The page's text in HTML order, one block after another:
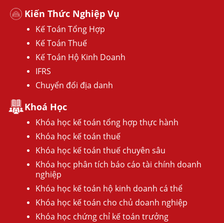
Kiến Thức Nghiệp Vụ
Kế Toán Tổng Hợp
Kế Toán Thuế
Kế Toán Hộ Kinh Doanh
IFRS
Chuyển đổi địa danh
Khoá Học
Khóa học kế toán tổng hợp thực hành
Khóa học kế toán thuế
Khóa học kế toán thuế chuyên sâu
Khóa học phân tích báo cáo tài chính doanh
nghiệp
Khóa học kế toán hộ kinh doanh cá thể
Khóa học kế toán cho chủ doanh nghiệp
Khóa học chứng chỉ kế toán trưởng